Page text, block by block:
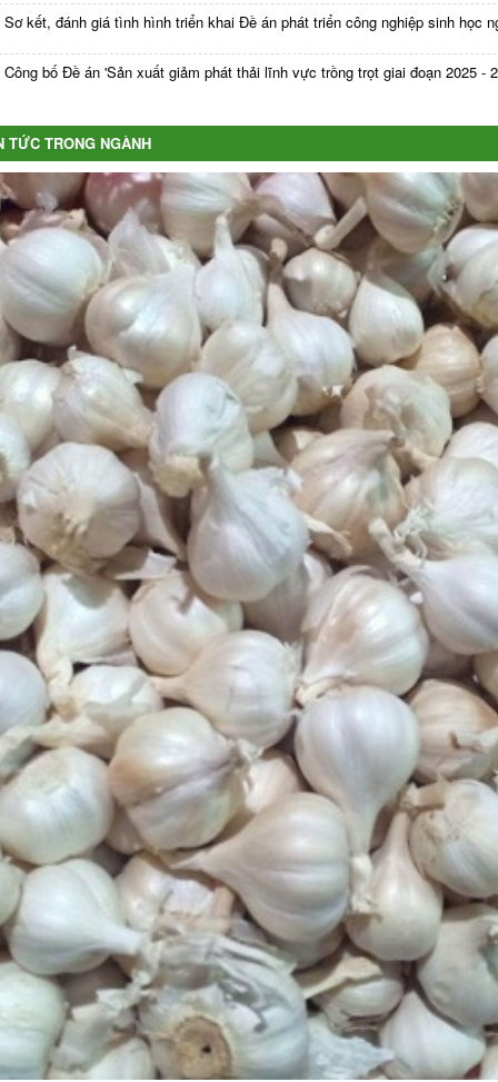
Sơ kết, đánh giá tình hình triển khai Đề án phát triển công nghiệp sinh học
Công bố Đề án 'Sản xuất giảm phát thải lĩnh vực trồng trọt giai đoạn 2025 -
TỨC TRONG NGÀNH